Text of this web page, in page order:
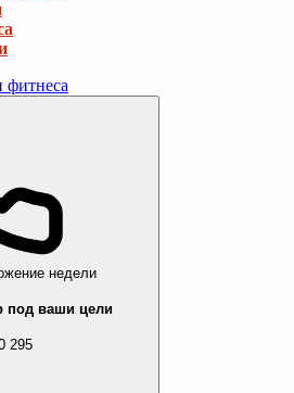
фитнеса
недели
под ваши цели
295